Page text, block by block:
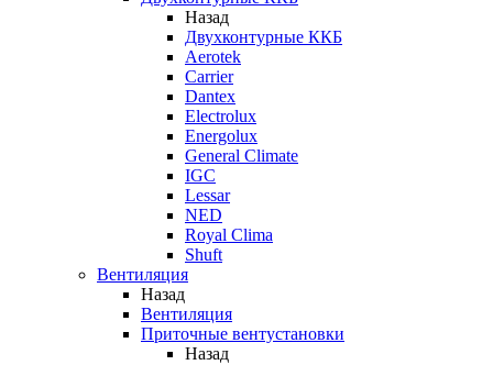
Назад
Двухконтурные ККБ
Aerotek
Carrier
Dantex
Electrolux
Energolux
General Climate
IGC
Lessar
NED
Royal Clima
Shuft
Вентиляция
Назад
Вентиляция
Приточные вентустановки
Назад